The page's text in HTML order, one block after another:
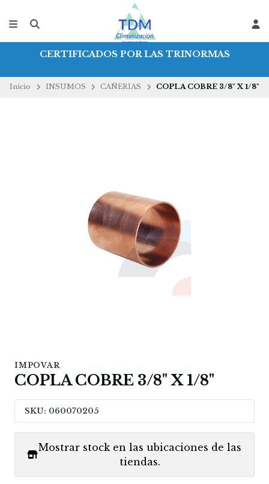
CERTIFICADOS POR LAS TRINORMAS
Inicio INSUMOS CAÑERIAS COPLA COBRE 3/8" X 1/8"
IMPOVAR
COPLA COBRE 3/8" X 1/8"
SKU: 060070205
Mostrar stock en las ubicaciones de las
tiendas.